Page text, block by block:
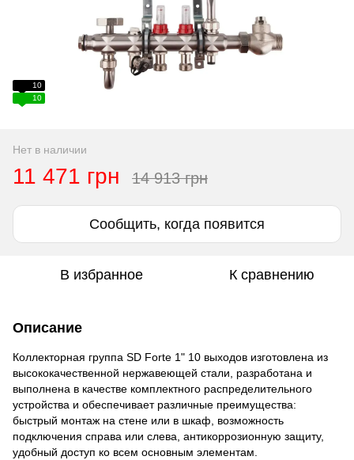
10
10
Нет в наличии
11 471 грн 14 913 грн
Сообщить, когда появится
В избранное К сравнению
Описание
Коллекторная группа SD Forte 1" 10 выходов изготовлена из
высококачественной нержавеющей стали, разработана и
выполнена в качестве комплектного распределительного
устройства и обеспечивает различные преимущества:
быстрый монтаж на стене или в шкаф, возможность
подключения справа или слева, антикоррозионную защиту,
удобный доступ ко всем основным элементам.